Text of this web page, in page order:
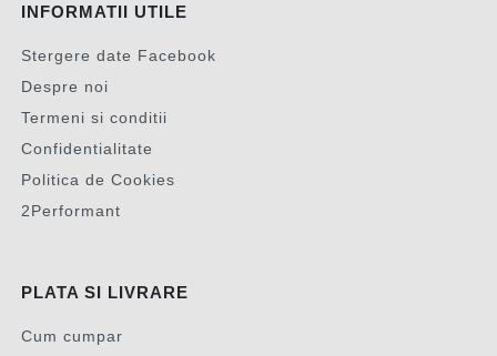
INFORMATII UTILE
Stergere date Facebook
Despre noi
Termeni si conditii
Confidentialitate
Politica de Cookies
2Performant
PLATA SI LIVRARE
Cum cumpar